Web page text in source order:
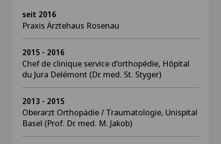
seit 2016
Praxis Ärztehaus Rosenau
2015 - 2016
Chef de clinique service d’orthopédie, Hôpital
du Jura Delémont (Dr. med. St. Styger)
2013 - 2015
Oberarzt Orthopädie / Traumatologie, Unispital
Basel (Prof. Dr. med. M. Jakob)